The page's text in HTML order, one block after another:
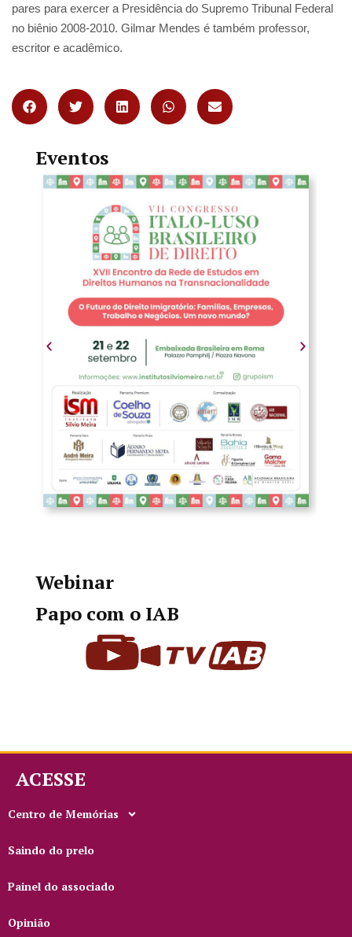
pares para exercer a Presidência do Supremo Tribunal Federal
no biênio 2008-2010. Gilmar Mendes é também professor,
escritor e acadêmico.
Eventos
Webinar
Papo com o IAB
ACESSE
Centro de Memórias
Saindo do prelo
Painel do associado
Opinião